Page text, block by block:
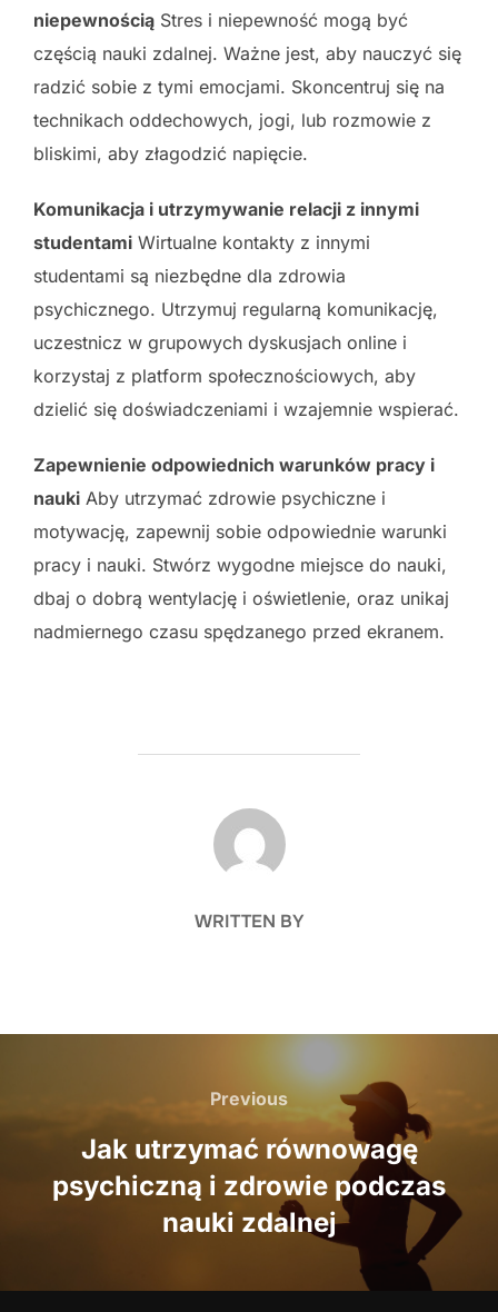
niepewnością Stres i niepewność mogą być
częścią nauki zdalnej. Ważne jest, aby nauczyć się
radzić sobie z tymi emocjami. Skoncentruj się na
technikach oddechowych, jogi, lub rozmowie z
bliskimi, aby złagodzić napięcie.
Komunikacja i utrzymywanie relacji z innymi
studentami Wirtualne kontakty z innymi
studentami są niezbędne dla zdrowia
psychicznego. Utrzymuj regularną komunikację,
uczestnicz w grupowych dyskusjach online i
korzystaj z platform społecznościowych, aby
dzielić się doświadczeniami i wzajemnie wspierać.
Zapewnienie odpowiednich warunków pracy i
nauki Aby utrzymać zdrowie psychiczne i
motywację, zapewnij sobie odpowiednie warunki
pracy i nauki. Stwórz wygodne miejsce do nauki,
dbaj o dobrą wentylację i oświetlenie, oraz unikaj
nadmiernego czasu spędzanego przed ekranem.
POST AUTHOR
WRITTEN BY
Previous
Previous
Jak utrzymać równowagę
psychiczną i zdrowie podczas
nauki zdalnej